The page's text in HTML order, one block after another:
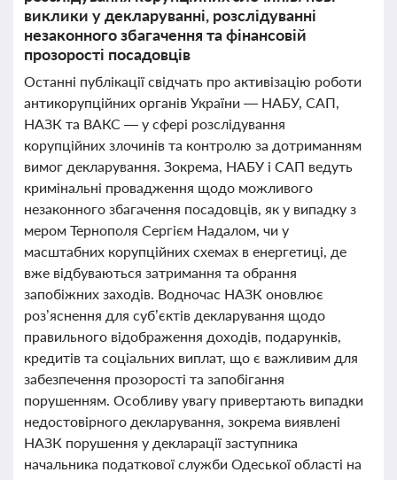
виклики у декларуванні, розслідуванні
незаконного збагачення та фінансовій
прозорості посадовців
Останні публікації свідчать про активізацію роботи
антикорупційних органів України — НАБУ, САП,
НАЗК та ВАКС — у сфері розслідування
корупційних злочинів та контролю за дотриманням
вимог декларування. Зокрема, НАБУ і САП ведуть
кримінальні провадження щодо можливого
незаконного збагачення посадовців, як у випадку з
мером Тернополя Сергієм Надалом, чи у
масштабних корупційних схемах в енергетиці, де
вже відбуваються затримання та обрання
запобіжних заходів. Водночас НАЗК оновлює
роз’яснення для суб’єктів декларування щодо
правильного відображення доходів, подарунків,
кредитів та соціальних виплат, що є важливим для
забезпечення прозорості та запобігання
порушенням. Особливу увагу привертають випадки
недостовірного декларування, зокрема виявлені
НАЗК порушення у декларації заступника
начальника податкової служби Одеської області на